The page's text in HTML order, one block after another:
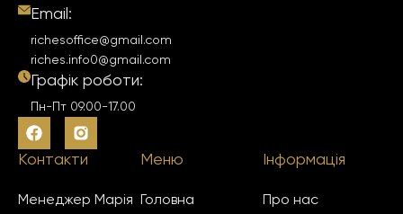
Email:
richesoffice@gmail.com
riches.info0@gmail.com
Графік роботи:
Пн-Пт 09.00-17.00
Меню
Головна
Інформація
Про нас
Контакти
Менеджер Марія